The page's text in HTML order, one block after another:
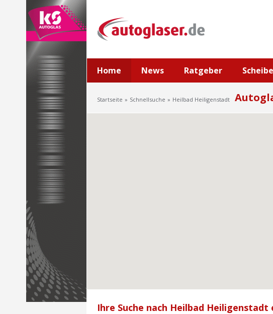
Home News Ratgeber
Startseite Schnellsuche Heilbad Heiligenstadt
Ihre Suche nach Heilbad